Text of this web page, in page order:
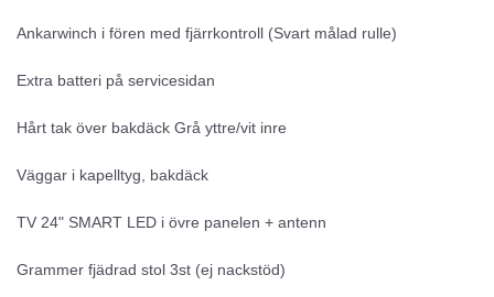
Ankarwinch i fören med fjärrkontroll (Svart målad rulle)
Extra batteri på servicesidan
Hårt tak över bakdäck Grå yttre/vit inre
Väggar i kapelltyg, bakdäck
TV 24" SMART LED i övre panelen + antenn
Grammer fjädrad stol 3st (ej nackstöd)